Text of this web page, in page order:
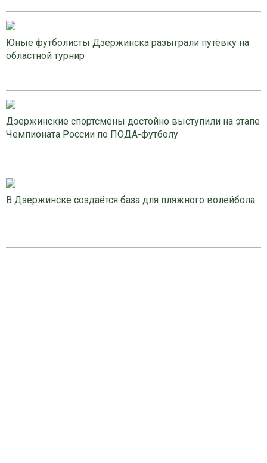
Юные футболисты Дзержинска разыграли путёвку на
областной турнир
Дзержинские спортсмены достойно выступили на этапе
Чемпионата России по ПОДА-футболу
В Дзержинске создаётся база для пляжного волейбола